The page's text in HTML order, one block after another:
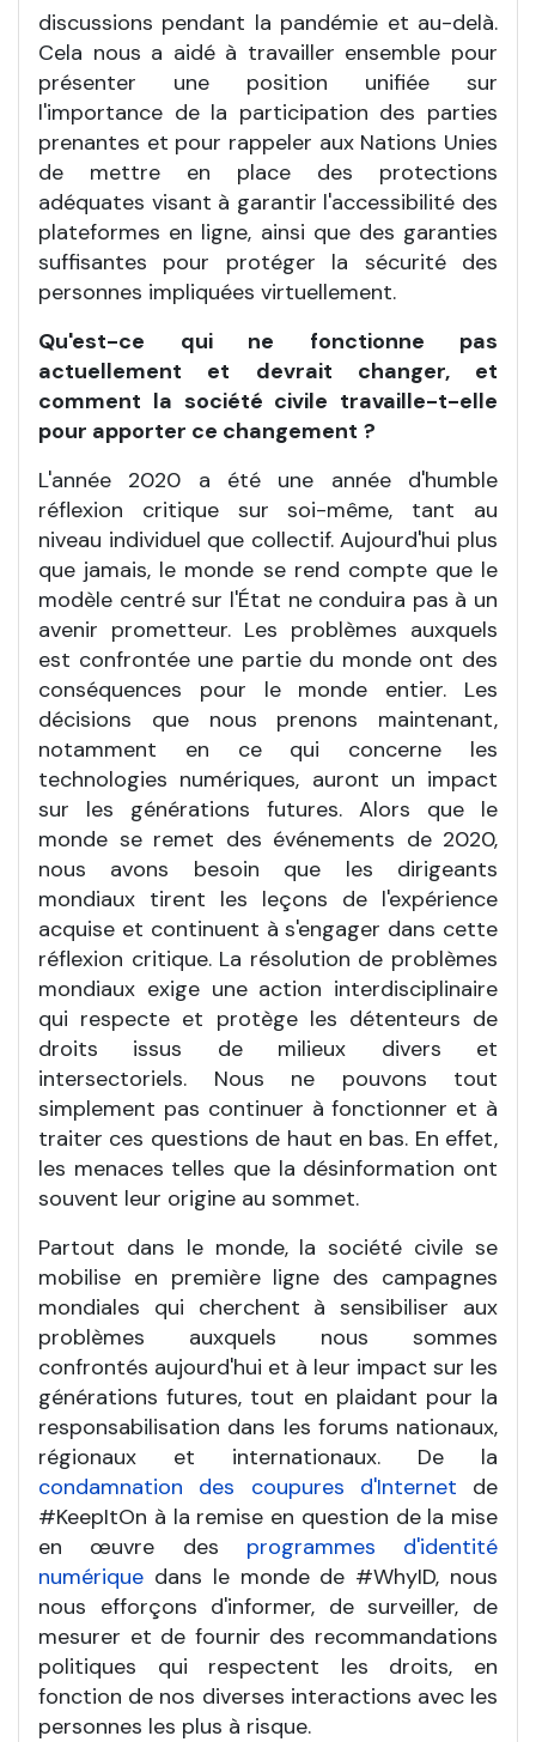
discussions pendant la pandémie et au-delà.
Cela nous a aidé à travailler ensemble pour
présenter une position unifiée sur
l'importance de la participation des parties
prenantes et pour rappeler aux Nations Unies
de mettre en place des protections
adéquates visant à garantir l'accessibilité des
plateformes en ligne, ainsi que des garanties
suffisantes pour protéger la sécurité des
personnes impliquées virtuellement.
Qu'est-ce qui ne fonctionne pas
actuellement et devrait changer, et
comment la société civile travaille-t-elle
pour apporter ce changement ?
L'année 2020 a été une année d'humble
réflexion critique sur soi-même, tant au
niveau individuel que collectif. Aujourd'hui plus
que jamais, le monde se rend compte que le
modèle centré sur l'État ne conduira pas à un
avenir prometteur. Les problèmes auxquels
est confrontée une partie du monde ont des
conséquences pour le monde entier. Les
décisions que nous prenons maintenant,
notamment en ce qui concerne les
technologies numériques, auront un impact
sur les générations futures. Alors que le
monde se remet des événements de 2020,
nous avons besoin que les dirigeants
mondiaux tirent les leçons de l'expérience
acquise et continuent à s'engager dans cette
réflexion critique. La résolution de problèmes
mondiaux exige une action interdisciplinaire
qui respecte et protège les détenteurs de
droits issus de milieux divers et
intersectoriels. Nous ne pouvons tout
simplement pas continuer à fonctionner et à
traiter ces questions de haut en bas. En effet,
les menaces telles que la désinformation ont
souvent leur origine au sommet.
Partout dans le monde, la société civile se
mobilise en première ligne des campagnes
mondiales qui cherchent à sensibiliser aux
problèmes auxquels nous sommes
confrontés aujourd'hui et à leur impact sur les
générations futures, tout en plaidant pour la
responsabilisation dans les forums nationaux,
régionaux et internationaux. De la
condamnation des coupures d'Internet de
#KeepItOn à la remise en question de la mise
en œuvre des programmes d'identité
numérique dans le monde de #WhyID, nous
nous efforçons d'informer, de surveiller, de
mesurer et de fournir des recommandations
politiques qui respectent les droits, en
fonction de nos diverses interactions avec les
personnes les plus à risque.